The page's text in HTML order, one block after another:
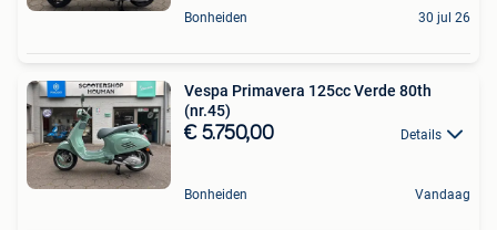
Bonheiden 30 jul 26
Vespa Primavera 125cc Verde 80th
(nr.45)
€ 5.750,00 Details
Bonheiden Vandaag